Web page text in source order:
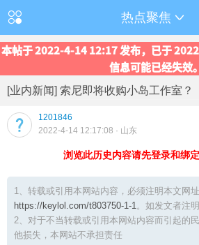
热点聚焦
本帖于 2022-4-14 12:17 发布，已于
信息可能已经失效。
[业内新闻] 索尼即将收购小岛工作室？
1201846
2022-4-14 12:17:08 · 山东
浏览此历史内容请先登录和绑
1、转载或引用本网站内容，必须注明本文网址
https://keylol.com/t803750-1-1。如发文者注
2、对于不当转载或引用本网站内容而引起的
他损失，本网站不承担责任